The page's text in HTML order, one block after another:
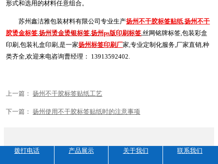
形式和选用的材料任意组合。
苏州鑫洁雅包装材料有限公司专业生产扬州不干胶标签贴纸,扬州不干
胶烫金标签,扬州烫金烫银标签,扬州ps版印刷标签,丝网铭牌标签,包装彩盒
印刷,包装礼盒印刷,是一家扬州标签印刷厂家,专业定制化服务,厂家直销,种
类齐全,欢迎来电咨询曹经理： 13913592402.
上一篇：扬州不干胶标签贴纸工艺
下一篇：扬州使用不干胶标签贴纸时的注意事项
拨打电话 产品展示 关于我们 联系我们